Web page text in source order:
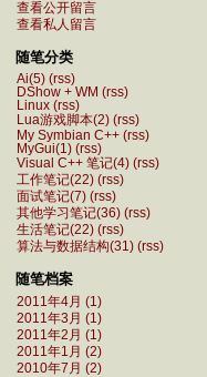
查看公开留言
查看私人留言
随笔分类
Ai(5) (rss)
DShow + WM (rss)
Linux (rss)
Lua游戏脚本(2) (rss)
My Symbian C++ (rss)
MyGui(1) (rss)
Visual C++ 笔记(4) (rss)
工作笔记(22) (rss)
面试笔记(7) (rss)
其他学习笔记(36) (rss)
生活笔记(22) (rss)
算法与数据结构(31) (rss)
随笔档案
2011年4月 (1)
2011年3月 (1)
2011年2月 (1)
2011年1月 (2)
2010年7月 (2)